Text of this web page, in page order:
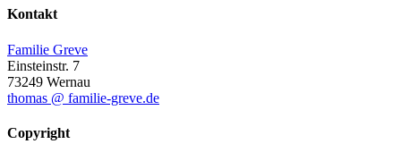
Kontakt
Familie Greve
Einsteinstr. 7
73249 Wernau
thomas @ familie-greve.de
Copyright